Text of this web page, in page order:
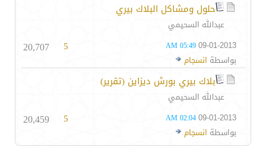
حلول ومشاكل البلاك بيري
عبدالله السحيمي
09-01-2013
05:49 AM
بواسطة انسجام
5
20,707
بلاك بيري بورش ديزاين (تقرير)
عبدالله السحيمي
09-01-2013
02:04 AM
بواسطة انسجام
5
20,459